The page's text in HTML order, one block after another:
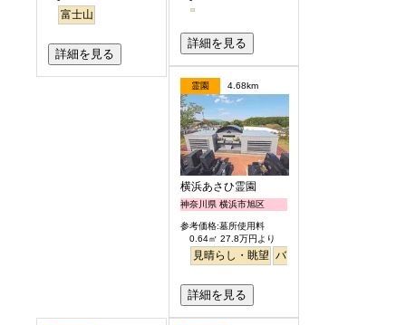
富士山
詳細を見る
詳細を見る
霊園 4.68km
横浜あさひ霊園
神奈川県 横浜市旭区
参考価格:墓所使用料
0.64㎡ 27.8万円より
見晴らし・眺望 バリアフリー
詳細を見る